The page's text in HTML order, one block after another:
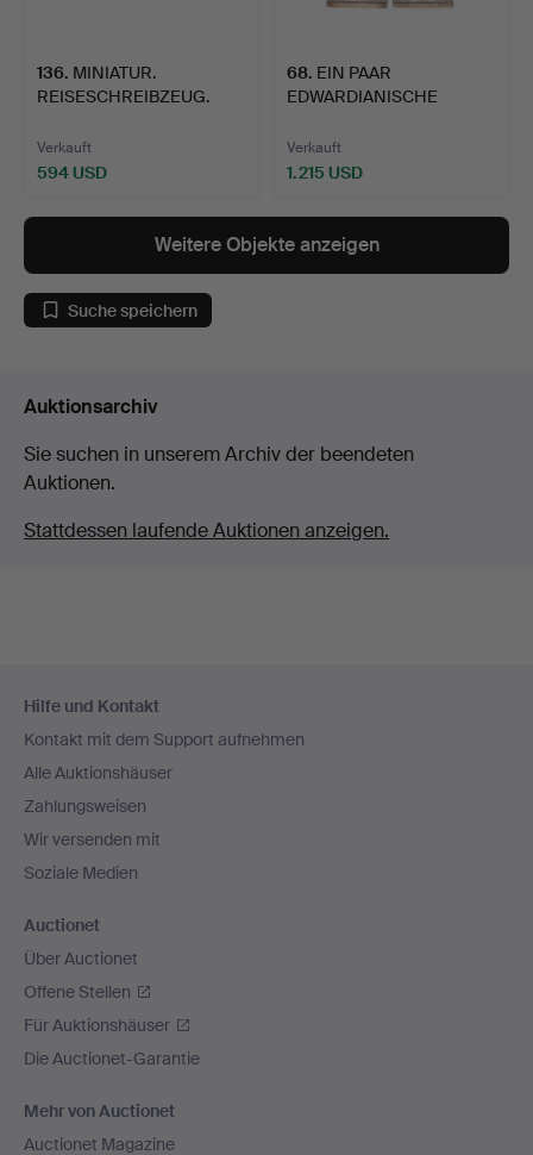
136. MINIATUR.
REISESCHREIBZEUG.
Verkauft
594 USD
68. EIN PAAR
EDWARDIANISCHE
Verkauft
1.215 USD
Weitere Objekte anzeigen
Suche speichern
Auktionsarchiv
Sie suchen in unserem Archiv der beendeten
Auktionen.
Stattdessen laufende Auktionen anzeigen.
Navigation
Hilfe und Kontakt
Kontakt mit dem Support aufnehmen
Alle Auktionshäuser
Zahlungsweisen
Wir versenden mit
Soziale Medien
Auctionet
Über Auctionet
Offene Stellen
Für Auktionshäuser
Die Auctionet-Garantie
Mehr von Auctionet
Auctionet Magazine